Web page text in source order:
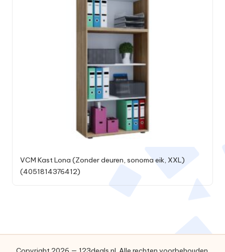
VCM Kast Lona (Zonder deuren, sonoma eik, XXL)
(4051814376412)